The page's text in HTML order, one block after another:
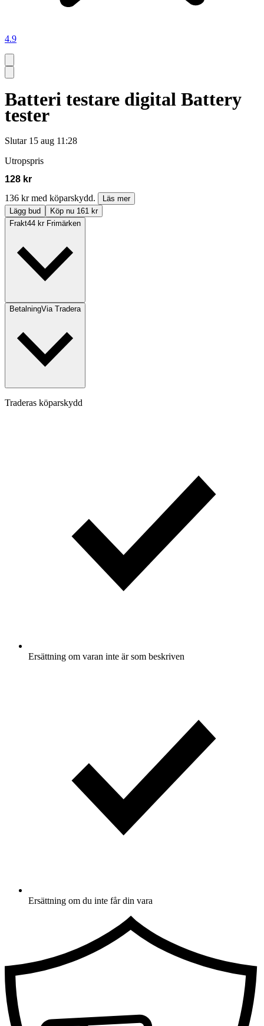
4.9
Batteri testare digital Battery
tester
Slutar 15 aug 11:28
Utropspris
128 kr
136 kr med köparskydd.
Läs mer
Lägg bud
Köp nu 161 kr
Frakt44 kr Frimärken
BetalningVia Tradera
Traderas köparskydd
Ersättning om varan inte är som beskriven
Ersättning om du inte får din vara